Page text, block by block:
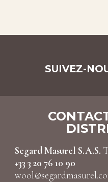
SUIVEZ-
Segard Masurel S.A.S.
+33 3 20 76 10 90